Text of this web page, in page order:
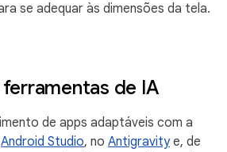
se adequar às dimensões da tela.
de IA
de apps adaptáveis com a
Android Studio, no Antigravitye, de